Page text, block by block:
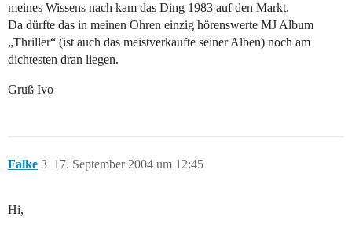
meines Wissens nach kam das Ding 1983 auf den Markt.
Da dürfte das in meinen Ohren einzig hörenswerte MJ Album
„Thriller“ (ist auch das meistverkaufte seiner Alben) noch am
dichtesten dran liegen.
Gruß Ivo
Falke 17. September 2004 um 12:45
3
Hi,